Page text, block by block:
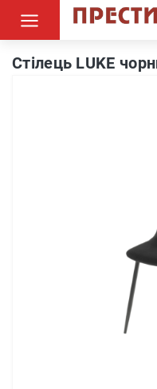
Cтілець LUKE чорний
Cтілець LUKE